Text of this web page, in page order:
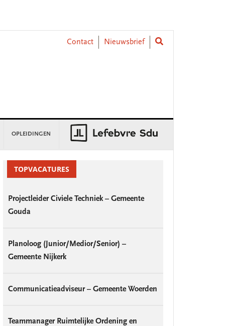
Contact
Nieuwsbrief
OPLEIDINGEN
TOPVACATURES
Projectleider Civiele Techniek – Gemeente
Gouda
Planoloog (Junior/Medior/Senior) –
Gemeente Nijkerk
Communicatieadviseur – Gemeente Woerden
Teammanager Ruimtelijke Ordening en